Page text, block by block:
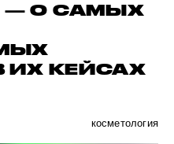
О САМЫХ
ИХ КЕЙСАХ
косметология